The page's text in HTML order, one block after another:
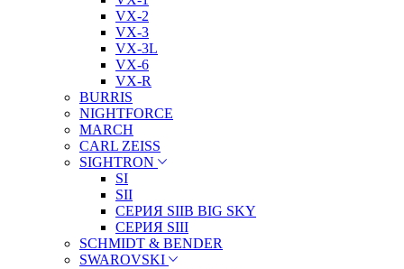
VX-2
VX-3
VX-3L
VX-6
VX-R
BURRIS
NIGHTFORCE
MARCH
CARL ZEISS
SIGHTRON
SI
SII
СЕРИЯ SIIB BIG SKY
СЕРИЯ SIII
SCHMIDT & BENDER
SWAROVSKI